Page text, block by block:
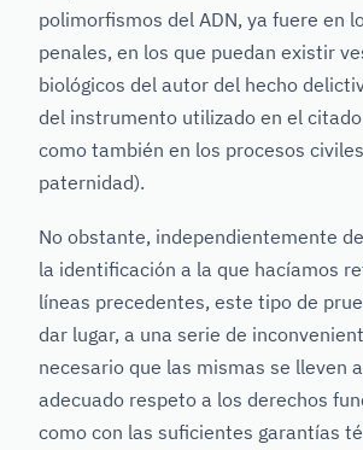
polimorfismos del ADN, ya fuere en
penales, en los que puedan existir
biológicos del autor del hecho
del instrumento utilizado en el
como también en los procesos
paternidad).
No obstante, independientemente
la identificación a la que hacíamos
líneas precedentes, este tipo de
dar lugar, a una serie de
necesario que las mismas se lleven
adecuado respeto a los derechos
como con las suficientes garantías